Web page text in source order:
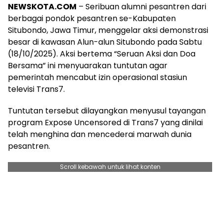
NEWSKOTA.COM – Seribuan alumni pesantren dari
berbagai pondok pesantren se-Kabupaten
Situbondo, Jawa Timur, menggelar aksi demonstrasi
besar di kawasan Alun-alun Situbondo pada Sabtu
(18/10/2025). Aksi bertema “Seruan Aksi dan Doa
Bersama” ini menyuarakan tuntutan agar
pemerintah mencabut izin operasional stasiun
televisi Trans7.
Tuntutan tersebut dilayangkan menyusul tayangan
program Expose Uncensored di Trans7 yang dinilai
telah menghina dan mencederai marwah dunia
pesantren.
Scroll kebawah untuk lihat konten